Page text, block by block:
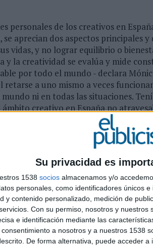
Su privacidad es
1538 socios almacenamos y/o
personales, como identificadores únicos
y contenido personalizado, medición de
Con su permiso, nosotros y nuestros
e identificación mediante las
a nosotros y a nuestros 1538
De forma alternativa, puede acceder
personales de los creativos en
aprecian dos aspectos principales
vidas, y no lograr equilibrio o
y la creatividad se evalúa y mide
por todo el mundo - declara
retarse a uno mismo a veces
ni en todas las situaciones.
creativo en España no
el estudio nos lo ha confirmado".